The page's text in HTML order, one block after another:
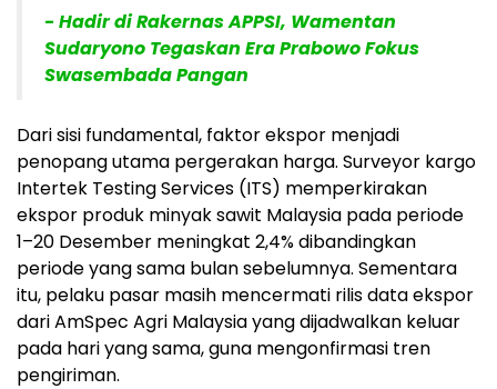
- Hadir di Rakernas APPSI, Wamentan
Sudaryono Tegaskan Era Prabowo Fokus
Swasembada Pangan
Dari sisi fundamental, faktor ekspor menjadi
penopang utama pergerakan harga. Surveyor kargo
Intertek Testing Services (ITS) memperkirakan
ekspor produk minyak sawit Malaysia pada periode
1–20 Desember meningkat 2,4%dibandingkan
periode yang sama bulan sebelumnya. Sementara
itu, pelaku pasar masih mencermati rilis data ekspor
dariAmSpec Agri Malaysiayang dijadwalkan keluar
pada hari yang sama, guna mengonfirmasi tren
pengiriman.